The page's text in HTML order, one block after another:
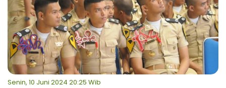
Senin, 10 Juni 2024 20:25 Wib